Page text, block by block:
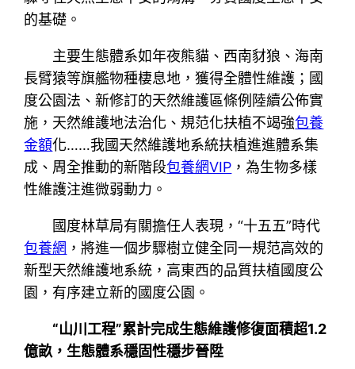
的基礎。
主要生態體系如年夜熊貓、西南豺狼、海南
長臂猿等旗艦物種棲息地，獲得全體性維護；國
度公園法、新修訂的天然維護區條例陸續公佈實
施，天然維護地法治化、規范化扶植不竭強包養
金額化……我國天然維護地系統扶植進進體系集
成、周全推動的新階段包養網VIP ，為生物多樣
性維護注進微弱動力。
國度林草局有關擔任人表現，“十五五”時代
包養網 ，將進一個步驟樹立健全同一規范高效的
新型天然維護地系統，高東西的品質扶植國度公
園，有序建立新的國度公園。
“山川工程”累計完成生態維護修復面積超1.2
億畝，生態體系穩固性穩步晉陞